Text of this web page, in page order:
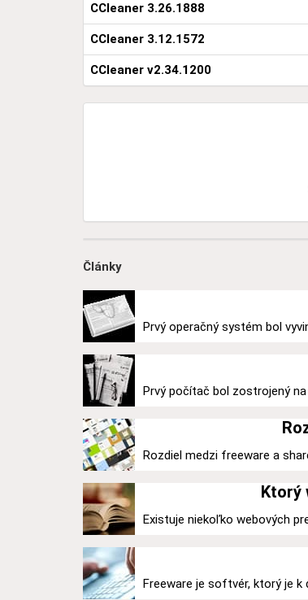
CCleaner 3.26.1888
CCleaner 3.12.1572
CCleaner v2.34.1200
Články
Prvý operačný systém bol
Prvý počítač bol zostrojený na
Rozdiel medzi freeware a
Ktorý
Existuje niekoľko webových
Freeware je softvér, ktorý je